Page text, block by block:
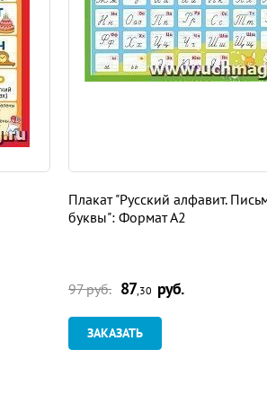
Плакат "Русский алфавит.
буквы": Формат А2
97 руб. 87 ,30 руб.
ЗАКАЗАТЬ